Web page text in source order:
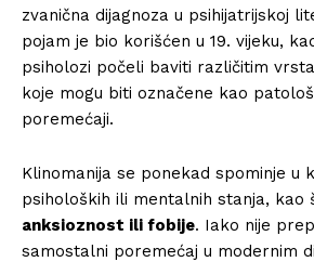
zvanična dijagnoza u psihijatrijskoj
pojam je bio korišćen u 19. vijeku,
psiholozi počeli baviti različitim
koje mogu biti označene kao
poremećaji.
Klinomanija se ponekad spominje u
psiholoških ili mentalnih stanja, kao
anksioznost ili fobije. Iako nije
samostalni poremećaj u modernim